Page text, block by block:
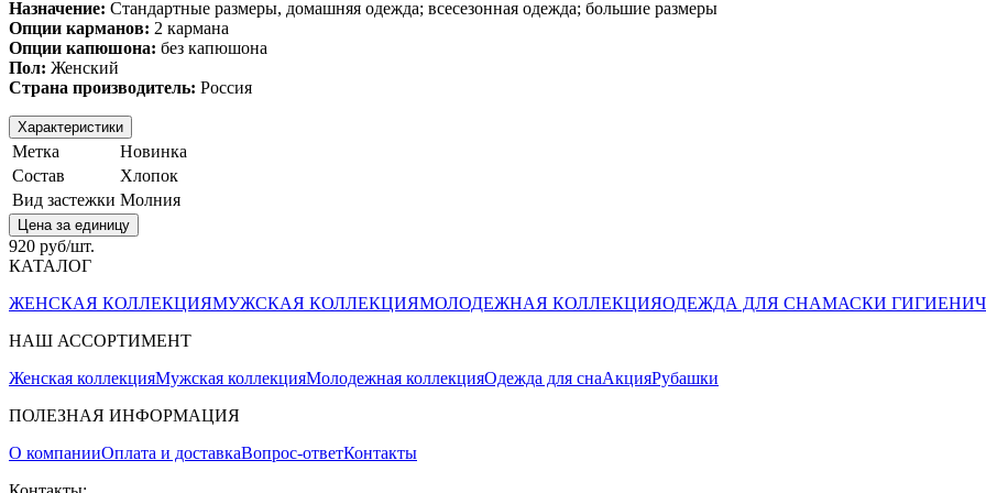
Назначение: Стандартные размеры, домашняя одежда; всесезонная одежда; большие размеры
Опции карманов: 2 кармана
Опции капюшона: без капюшона
Пол: Женский
Страна производитель: Россия
Характеристики
Метка
Новинка
Состав
Хлопок
Вид застежки Молния
Цена за единицу
920 руб/шт.
КАТАЛОГ
ЖЕНСКАЯ КОЛЛЕКЦИЯМУЖСКАЯ КОЛЛЕКЦИЯМОЛОДЕЖНАЯ КОЛЛЕКЦИЯОДЕЖДА ДЛЯ СНАМАСКИ
НАШ АССОРТИМЕНТ
Женская коллекцияМужская коллекцияМолодежная коллекцияОдежда для снаАкцияРубашки
ПОЛЕЗНАЯ ИНФОРМАЦИЯ
О компанииОплата и доставкаВопрос-ответКонтакты